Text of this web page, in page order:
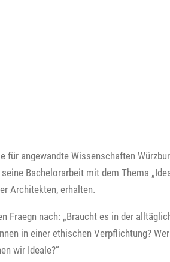
für angewandte Wissenschaften
Bachelorarbeit mit dem Thema
Architekten, erhalten.
Fraegn nach: „Braucht es in der
in einer ethischen Verpflichtung?
wir Ideale?“